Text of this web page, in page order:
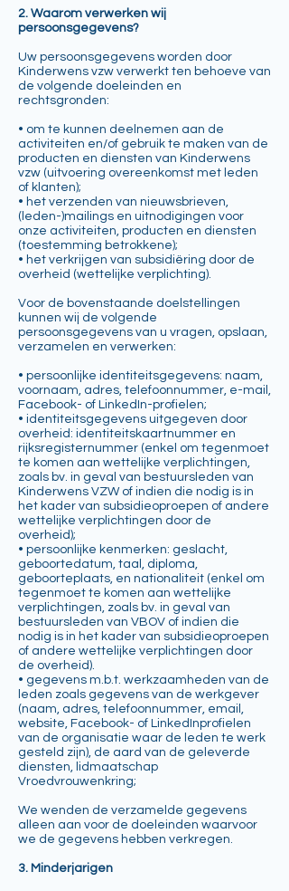
2. Waarom verwerken wij
persoonsgegevens?
Uw persoonsgegevens worden door
Kinderwens vzw verwerkt ten behoeve van
de volgende doeleinden en
rechtsgronden:
• om te kunnen deelnemen aan de
activiteiten en/of gebruik te maken van de
producten en diensten van Kinderwens
vzw (uitvoering overeenkomst met leden
of klanten);
• het verzenden van nieuwsbrieven,
(leden-)mailings en uitnodigingen voor
onze activiteiten, producten en diensten
(toestemming betrokkene);
• het verkrijgen van subsidiëring door de
overheid (wettelijke verplichting).
Voor de bovenstaande doelstellingen
kunnen wij de volgende
persoonsgegevens van u vragen, opslaan,
verzamelen en verwerken:
• persoonlijke identiteitsgegevens: naam,
voornaam, adres, telefoonnummer, e-mail,
Facebook- of LinkedIn-profielen;
• identiteitsgegevens uitgegeven door
overheid: identiteitskaartnummer en
rijksregisternummer (enkel om tegenmoet
te komen aan wettelijke verplichtingen,
zoals bv. in geval van bestuursleden van
Kinderwens VZW of indien die nodig is in
het kader van subsidieoproepen of andere
wettelijke verplichtingen door de
overheid);
• persoonlijke kenmerken: geslacht,
geboortedatum, taal, diploma,
geboorteplaats, en nationaliteit (enkel om
tegenmoet te komen aan wettelijke
verplichtingen, zoals bv. in geval van
bestuursleden van VBOV of indien die
nodig is in het kader van subsidieoproepen
of andere wettelijke verplichtingen door
de overheid).
• gegevens m.b.t. werkzaamheden van de
leden zoals gegevens van de werkgever
(naam, adres, telefoonnummer, email,
website, Facebook- of LinkedInprofielen
van de organisatie waar de leden te werk
gesteld zijn), de aard van de geleverde
diensten, lidmaatschap
Vroedvrouwenkring;
We wenden de verzamelde gegevens
alleen aan voor de doeleinden waarvoor
we de gegevens hebben verkregen.
3. Minderjarigen